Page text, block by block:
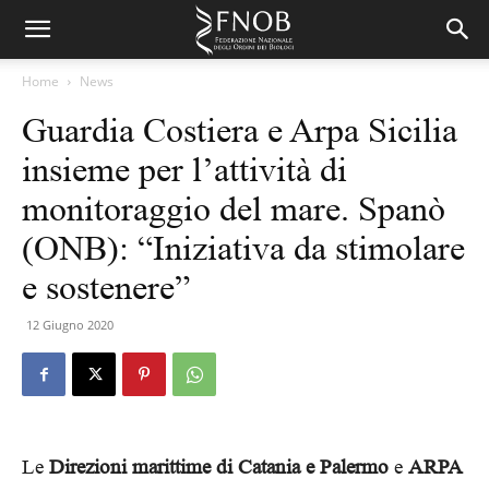
Home News
Guardia Costiera e Arpa Sicilia
insieme per l’attività di
monitoraggio del mare. Spanò
(ONB): “Iniziativa da stimolare
e sostenere”
12 Giugno 2020
Le Direzioni marittime di Catania e Palermo e ARPA